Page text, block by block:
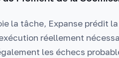
la tâche, Expanse prédit
réellement
les échecs